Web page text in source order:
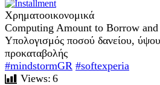
Χρηματοοικονομικά
Computing Amount to Borrow
Υπολογισμός ποσού δανείου,
προκαταβολής
#mindstormGR #softexperia
Views: 6